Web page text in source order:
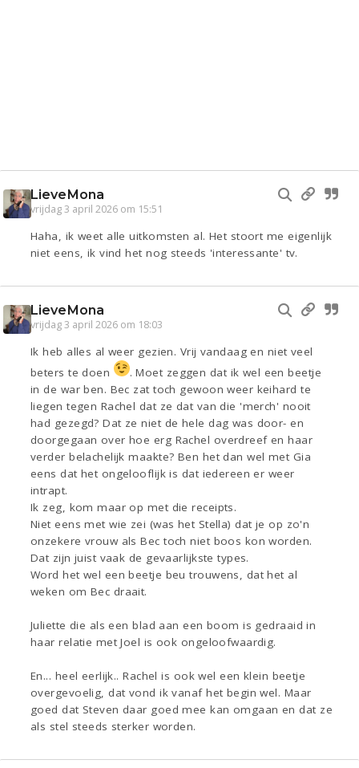
LieveMona
vrijdag 3 april 2026 om 15:51
Haha, ik weet alle uitkomsten al. Het stoort me eigenlijk
niet eens, ik vind het nog steeds 'interessante' tv.
LieveMona
vrijdag 3 april 2026 om 18:03
Ik heb alles al weer gezien. Vrij vandaag en niet veel
beters te doen
. Moet zeggen dat ik wel een beetje
in de war ben. Bec zat toch gewoon weer keihard te
liegen tegen Rachel dat ze dat van die 'merch' nooit
had gezegd? Dat ze niet de hele dag was door- en
doorgegaan over hoe erg Rachel overdreef en haar
verder belachelijk maakte? Ben het dan wel met Gia
eens dat het ongelooflijk is dat iedereen er weer
intrapt.
Ik zeg, kom maar op met die receipts.
Niet eens met wie zei (was het Stella) dat je op zo'n
onzekere vrouw als Bec toch niet boos kon worden.
Dat zijn juist vaak de gevaarlijkste types.
Word het wel een beetje beu trouwens, dat het al
weken om Bec draait.
Juliette die als een blad aan een boom is gedraaid in
haar relatie met Joel is ook ongeloofwaardig.
En... heel eerlijk.. Rachel is ook wel een klein beetje
overgevoelig, dat vond ik vanaf het begin wel. Maar
goed dat Steven daar goed mee kan omgaan en dat ze
als stel steeds sterker worden.